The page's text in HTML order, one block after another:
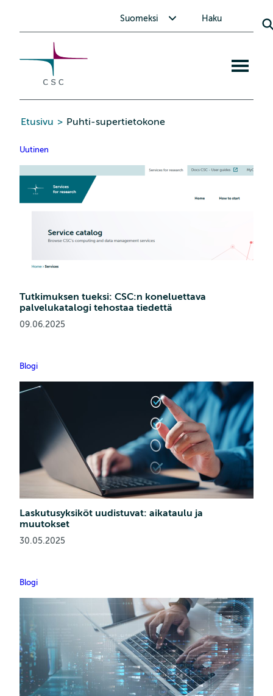
Suomeksi Haku
Etusivu > Puhti-supertietokone
Uutinen
Tutkimuksen tueksi: CSC:n koneluettava
palvelukatalogi tehostaa tiedettä
09.06.2025
Blogi
Laskutusyksiköt uudistuvat: aikataulu ja
muutokset
30.05.2025
Blogi